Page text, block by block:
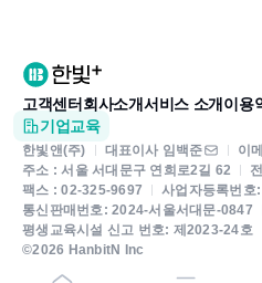
고객센터 회사소개서비스 소개 이용
기업교육
한빛앤(주) 대표이사 임백준
이
주소 : 서울 서대문구 연희로2길 62
팩스 : 02-325-9697
사업자등록번
통신판매번호: 2024-서울서대문-0847
평생교육시설 신고 번호: 제2023-24호
©2026 HanbitN Inc